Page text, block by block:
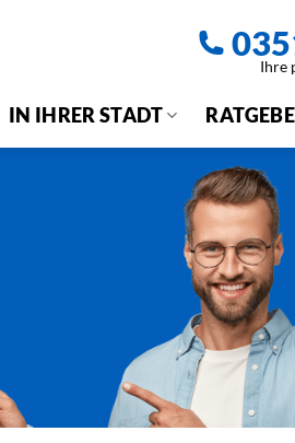
Ihre
IN IHRER STADT